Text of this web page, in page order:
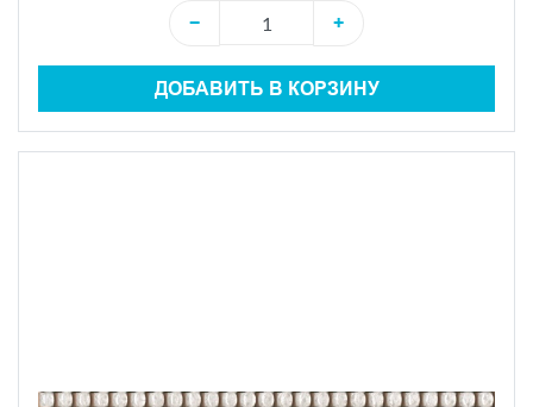
−
+
ДОБАВИТЬ В КОРЗИНУ